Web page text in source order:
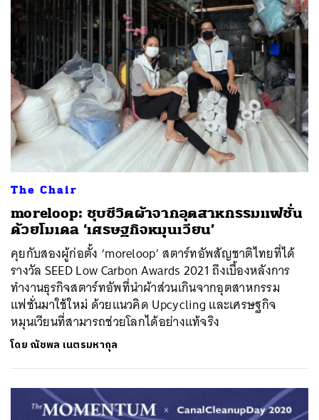
The Chair
moreloop: ชุบชีวิตผ้าจากอุตสาหกรรมแฟชั่น
ด้วยโมเดล ‘เศรษฐกิจหมุนเวียน’
คุยกับสองผู้ก่อตั้ง ‘moreloop’ สตาร์ทอัพสัญชาติไทยที่ได้
รางวัล SEED Low Carbon Awards 2021 ถึงเบื้องหลังการ
ทำงานธุรกิจสตาร์ทอัพที่นำผ้าส่วนเกินจากอุตสาหกรรม
แฟชั่นมาใช้ใหม่ ด้วยแนวคิด Upcycling และเศรษฐกิจ
หมุนเวียนที่สามารถช่วยโลกได้อย่างแท้จริง
โดย ณัชพล เนตรมหากุล